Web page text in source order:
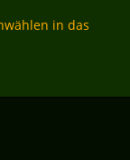
in das